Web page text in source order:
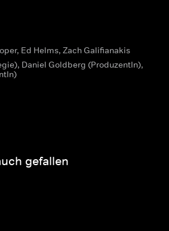
Ed Helms, Zach Galifianakis
Daniel Goldberg (ProduzentIn),
gefallen